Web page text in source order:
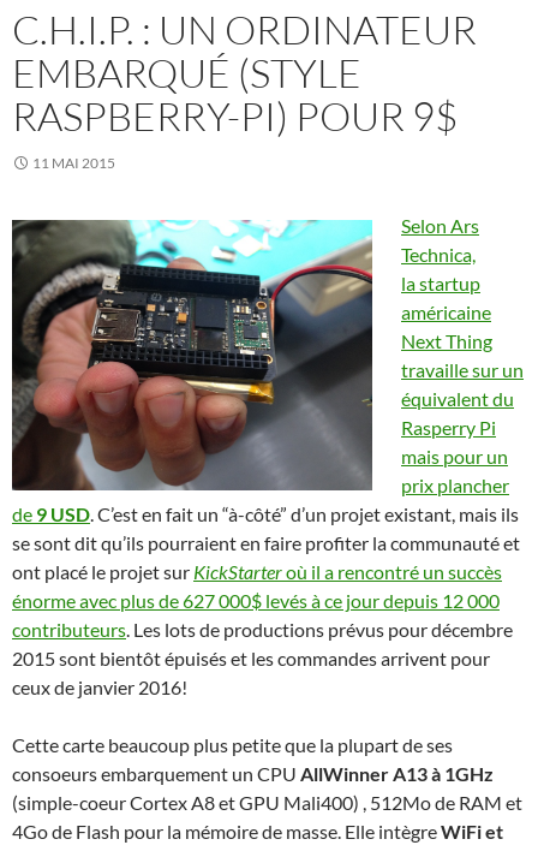
C.H.I.P. : UN ORDINATEUR
EMBARQUÉ (STYLE
RASPBERRY-PI) POUR 9$
11 MAI 2015
Selon Ars
Technica,
la startup
américaine
Next Thing
travaille sur un
équivalent du
Rasperry Pi
mais pour un
prix plancher
de 9 USD. C’est en fait un “à-côté” d’un projet existant, mais ils
se sont dit qu’ils pourraient en faire profiter la communauté et
ont placé le projet sur KickStarteroù il a rencontré un succès
énorme avec plus de 627 000$ levés à ce jour depuis 12 000
contributeurs. Les lots de productions prévus pour décembre
2015 sont bientôt épuisés et les commandes arrivent pour
ceux de janvier 2016!
Cette carte beaucoup plus petite que la plupart de ses
consoeurs embarquement un CPU AllWinner A13 à 1GHz
(simple-coeur Cortex A8 et GPU Mali400) , 512Mo de RAM et
4Go de Flash pour la mémoire de masse. Elle intègreWiFi et